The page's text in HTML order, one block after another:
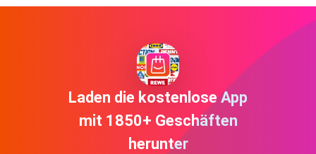
Laden die kostenlose App
mit 1850+ Geschäften
herunter